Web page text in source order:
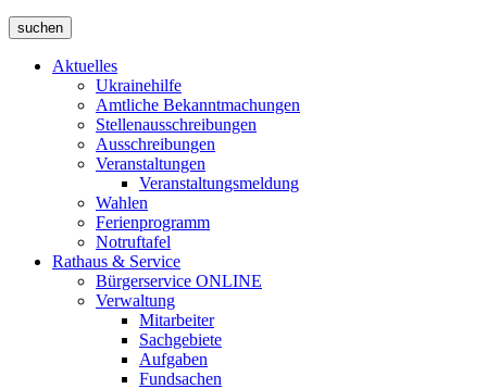
suchen
Aktuelles
Ukrainehilfe
Amtliche Bekanntmachungen
Stellenausschreibungen
Ausschreibungen
Veranstaltungen
Veranstaltungsmeldung
Wahlen
Ferienprogramm
Notruftafel
Rathaus & Service
Bürgerservice ONLINE
Verwaltung
Mitarbeiter
Sachgebiete
Aufgaben
Fundsachen